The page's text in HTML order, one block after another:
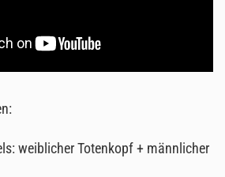
weiblicher Totenkopf + männlicher